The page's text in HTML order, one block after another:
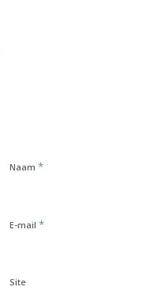
Naam *
E-mail *
Site